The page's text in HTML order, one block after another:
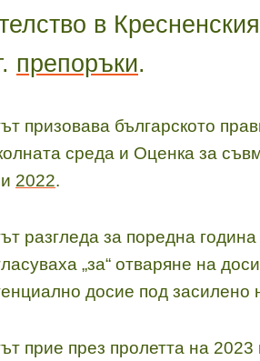
в
препоръки.
призовава българското
среда и Оценка за
и 2022.
разгледа за поредна
„за“ отваряне на
досие под
прие през пролетта на